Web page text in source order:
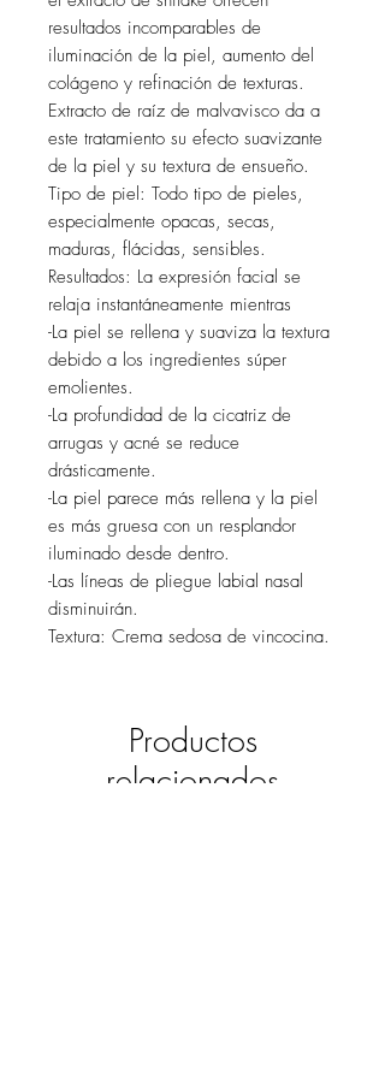
resultados incomparables de
iluminación de la piel, aumento del
colágeno y refinación de texturas.
Extracto de raíz de malvavisco da a
este tratamiento su efecto suavizante
de la piel y su textura de ensueño.
Tipo de piel: Todo tipo de pieles,
especialmente opacas, secas,
maduras, flácidas, sensibles.
Resultados: La expresión facial se
relaja instantáneamente mientras
-La piel se rellena y suaviza la textura
debido a los ingredientes súper
emolientes.
-La profundidad de la cicatriz de
arrugas y acné se reduce
drásticamente.
-La piel parece más rellena y la piel
es más gruesa con un resplandor
iluminado desde dentro.
-Las líneas de pliegue labial nasal
disminuirán.
Textura: Crema sedosa de vincocina.
Productos
relacionados